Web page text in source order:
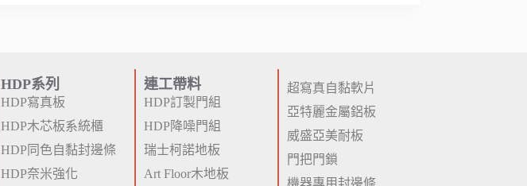
HDP系列
HDP寫真板
HDP木芯板系統櫃
HDP同色自黏封邊條
HDP奈米強化
連工帶料
HDP訂製門組
HDP降噪門組
瑞士柯諾地板
Art Floor木地板
超寫真自黏軟片
亞特麗金屬鋁板
威盛亞美耐板
門把門鎖